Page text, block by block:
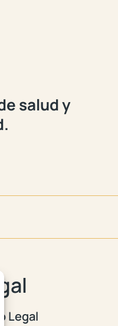
salud y
Legal